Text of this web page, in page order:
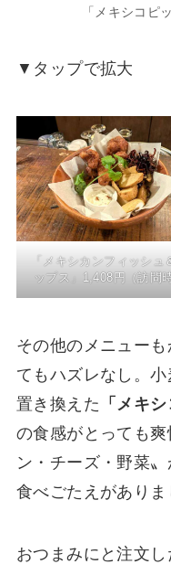
「メキシコピ
▼タップで拡大
「メキシカンフィッシュ
ップス」1,408円（訪問時
その他のメニュー
てもハズレなし。
置き換えた 「メキ
の食感がとっても
ン・チーズ・野菜
食べごたえがありま
おつまみにと注文し